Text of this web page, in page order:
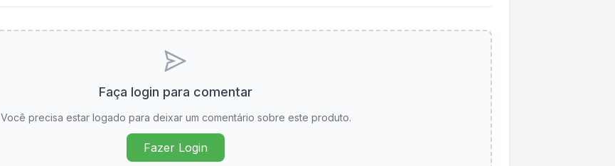
Faça login para comentar
Você precisa estar logado para deixar um comentário sobre este produto.
Fazer Login